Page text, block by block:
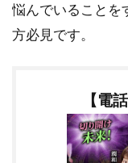
悩んでいることを
方必見です。
【電